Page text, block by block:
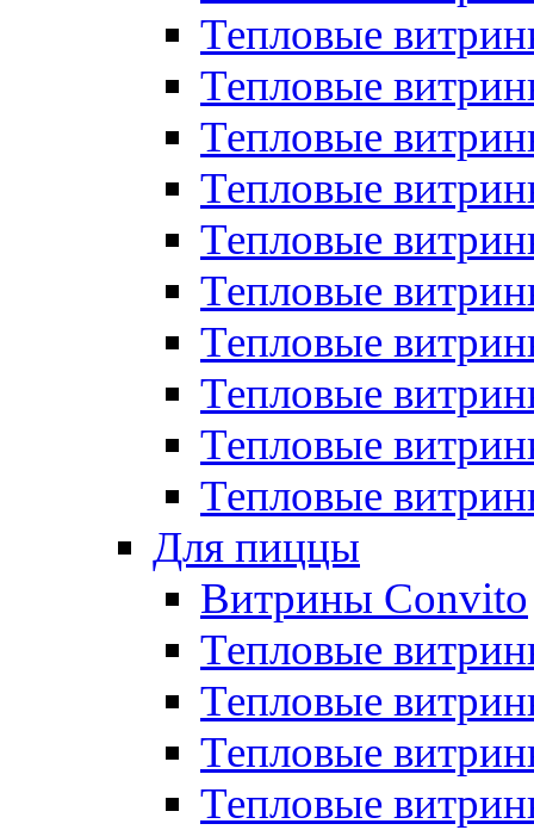
Тепловые
Тепловые
Тепловые
Тепловые
Тепловые
Тепловые
Тепловые
Тепловые
Тепловые
Тепловые
Для пиццы
Витрины Convito
Тепловые
Тепловые
Тепловые
Тепловые